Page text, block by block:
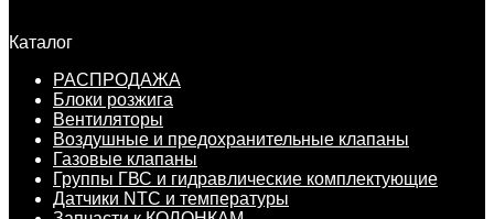
Каталог
РАСПРОДАЖА
Блоки розжига
Вентиляторы
Воздушные и предохранительные клапаны
Газовые клапаны
Группы ГВС и гидравлические комплектующие
Датчики NTC и температуры